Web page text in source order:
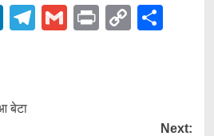
LinkedIn
Telegram
Gmail
Print
Copy
बेटा
Next: